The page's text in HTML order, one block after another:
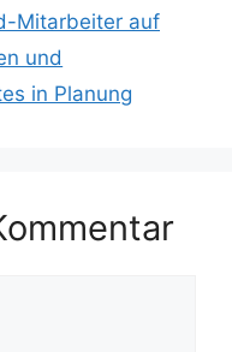
Mitarbeiter auf
und
in Planung